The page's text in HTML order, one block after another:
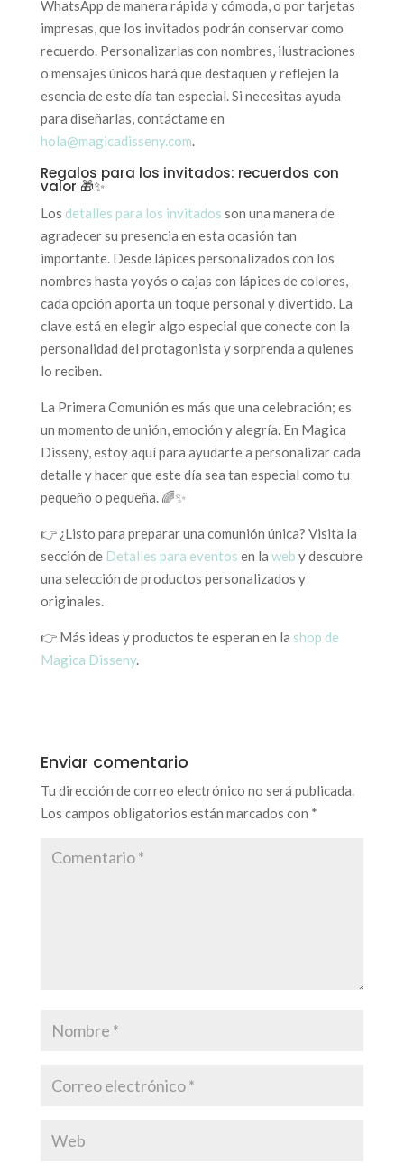
WhatsApp de manera rápida y cómoda, o por tarjetas
impresas, que los invitados podrán conservar como
recuerdo. Personalizarlas con nombres, ilustraciones
o mensajes únicos hará que destaquen y reflejen la
esencia de este día tan especial. Si necesitas ayuda
para diseñarlas, contáctame en
hola@magicadisseny.com.
Regalos para los invitados: recuerdos con
valor 🎁✨
Los detalles para los invitados son una manera de
agradecer su presencia en esta ocasión tan
importante. Desde lápices personalizados con los
nombres hasta yoyós o cajas con lápices de colores,
cada opción aporta un toque personal y divertido. La
clave está en elegir algo especial que conecte con la
personalidad del protagonista y sorprenda a quienes
lo reciben.
La Primera Comunión es más que una celebración; es
un momento de unión, emoción y alegría. En Magica
Disseny, estoy aquí para ayudarte a personalizar cada
detalle y hacer que este día sea tan especial como tu
pequeño o pequeña. 🌈✨
👉 ¿Listo para preparar una comunión única? Visita la
sección de Detalles para eventos en la web y descubre
una selección de productos personalizados y
originales.
👉 Más ideas y productos te esperan en la shop de
Magica Disseny.
Enviar comentario
Tu dirección de correo electrónico no será publicada.
Los campos obligatorios están marcados con *